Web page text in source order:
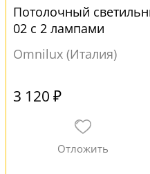
Потолочный
02 с 2 лампами
Omnilux (Италия)
3 120 ₽